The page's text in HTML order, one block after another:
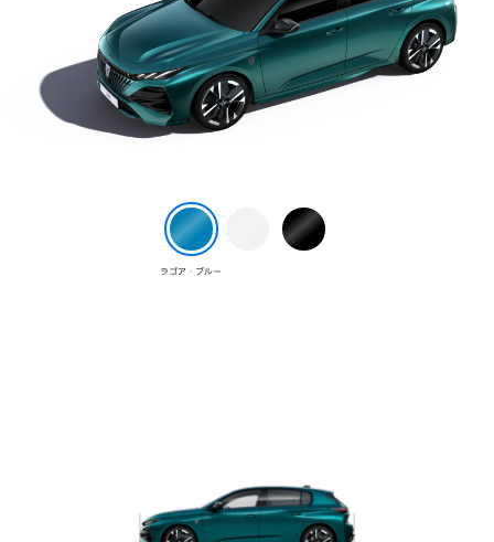
ラゴア・ブルー